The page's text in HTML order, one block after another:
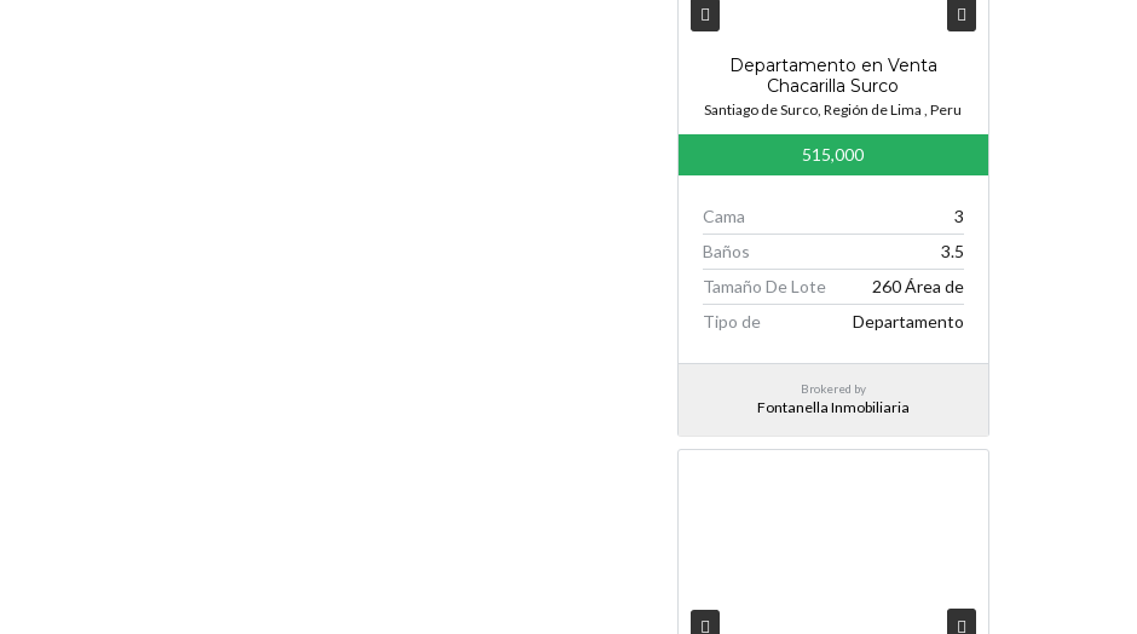
Departamento en Venta
Chacarilla Surco
Santiago de Surco, Región de Lima , Peru
515,000
Cama
3
Baños
3.5
Tamaño De Lote
260 Área de
Tipo de
Departamento
Brokered by
Fontanella Inmobiliaria